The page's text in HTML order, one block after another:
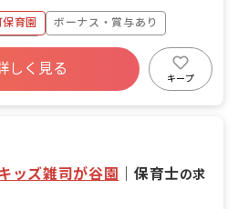
育園
ボーナス・賞与あり
以上
補助あり
社会保険完備
しく見る
キープ
ッズ雑司が谷園 保育士の求